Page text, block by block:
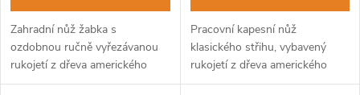
Zahradní nůž žabka s
ozdobnou ručně vyřezávanou
rukojetí z dřeva amerického
ořechu, nerezovou čepelí a
Pracovní kapesní nůž
klasického střihu, vybavený
rukojetí z dřeva amerického
ořechu.